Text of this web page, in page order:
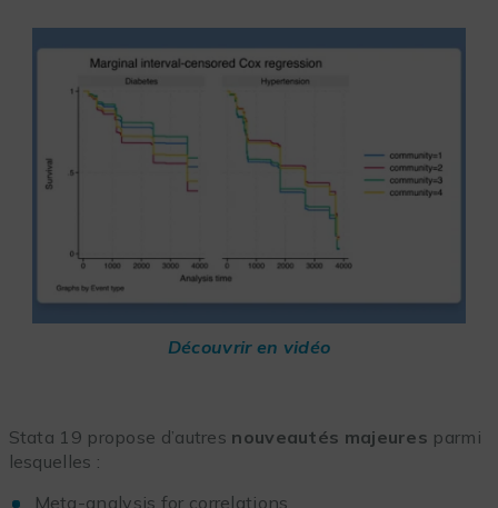
Découvrir en vidéo
Stata 19 propose d’autres nouveautés majeures parmi
lesquelles :
Meta-analysis for correlations